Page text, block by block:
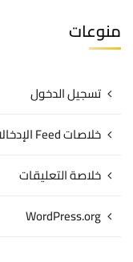
منوعات
تسجيل الدخول
خلاصات Feed الإدخالات
خلاصة التعليقات
WordPress.org